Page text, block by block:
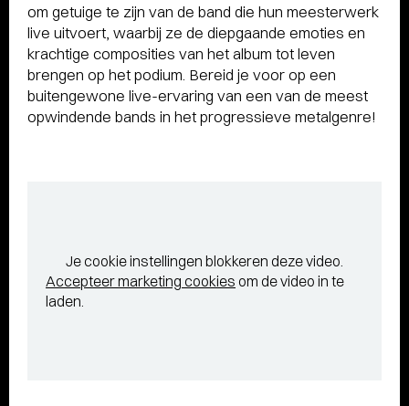
om getuige te zijn van de band die hun meesterwerk
live uitvoert, waarbij ze de diepgaande emoties en
krachtige composities van het album tot leven
brengen op het podium. Bereid je voor op een
buitengewone live-ervaring van een van de meest
opwindende bands in het progressieve metalgenre!
Je cookie instellingen blokkeren deze video.
Accepteer marketing cookies om de video in te
laden.